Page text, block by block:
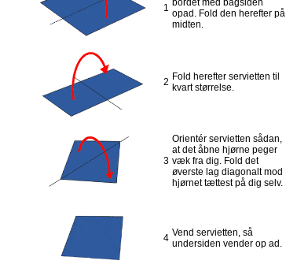
1 bordet med bagsiden
opad. Fold den herefter på
midten.
2 Fold herefter servietten til
kvart størrelse.
3
Orientér servietten sådan,
at det åbne hjørne peger
væk fra dig. Fold det
øverste lag diagonalt mod
hjørnet tættest på dig selv.
4 Vend servietten, så
undersiden vender op ad.